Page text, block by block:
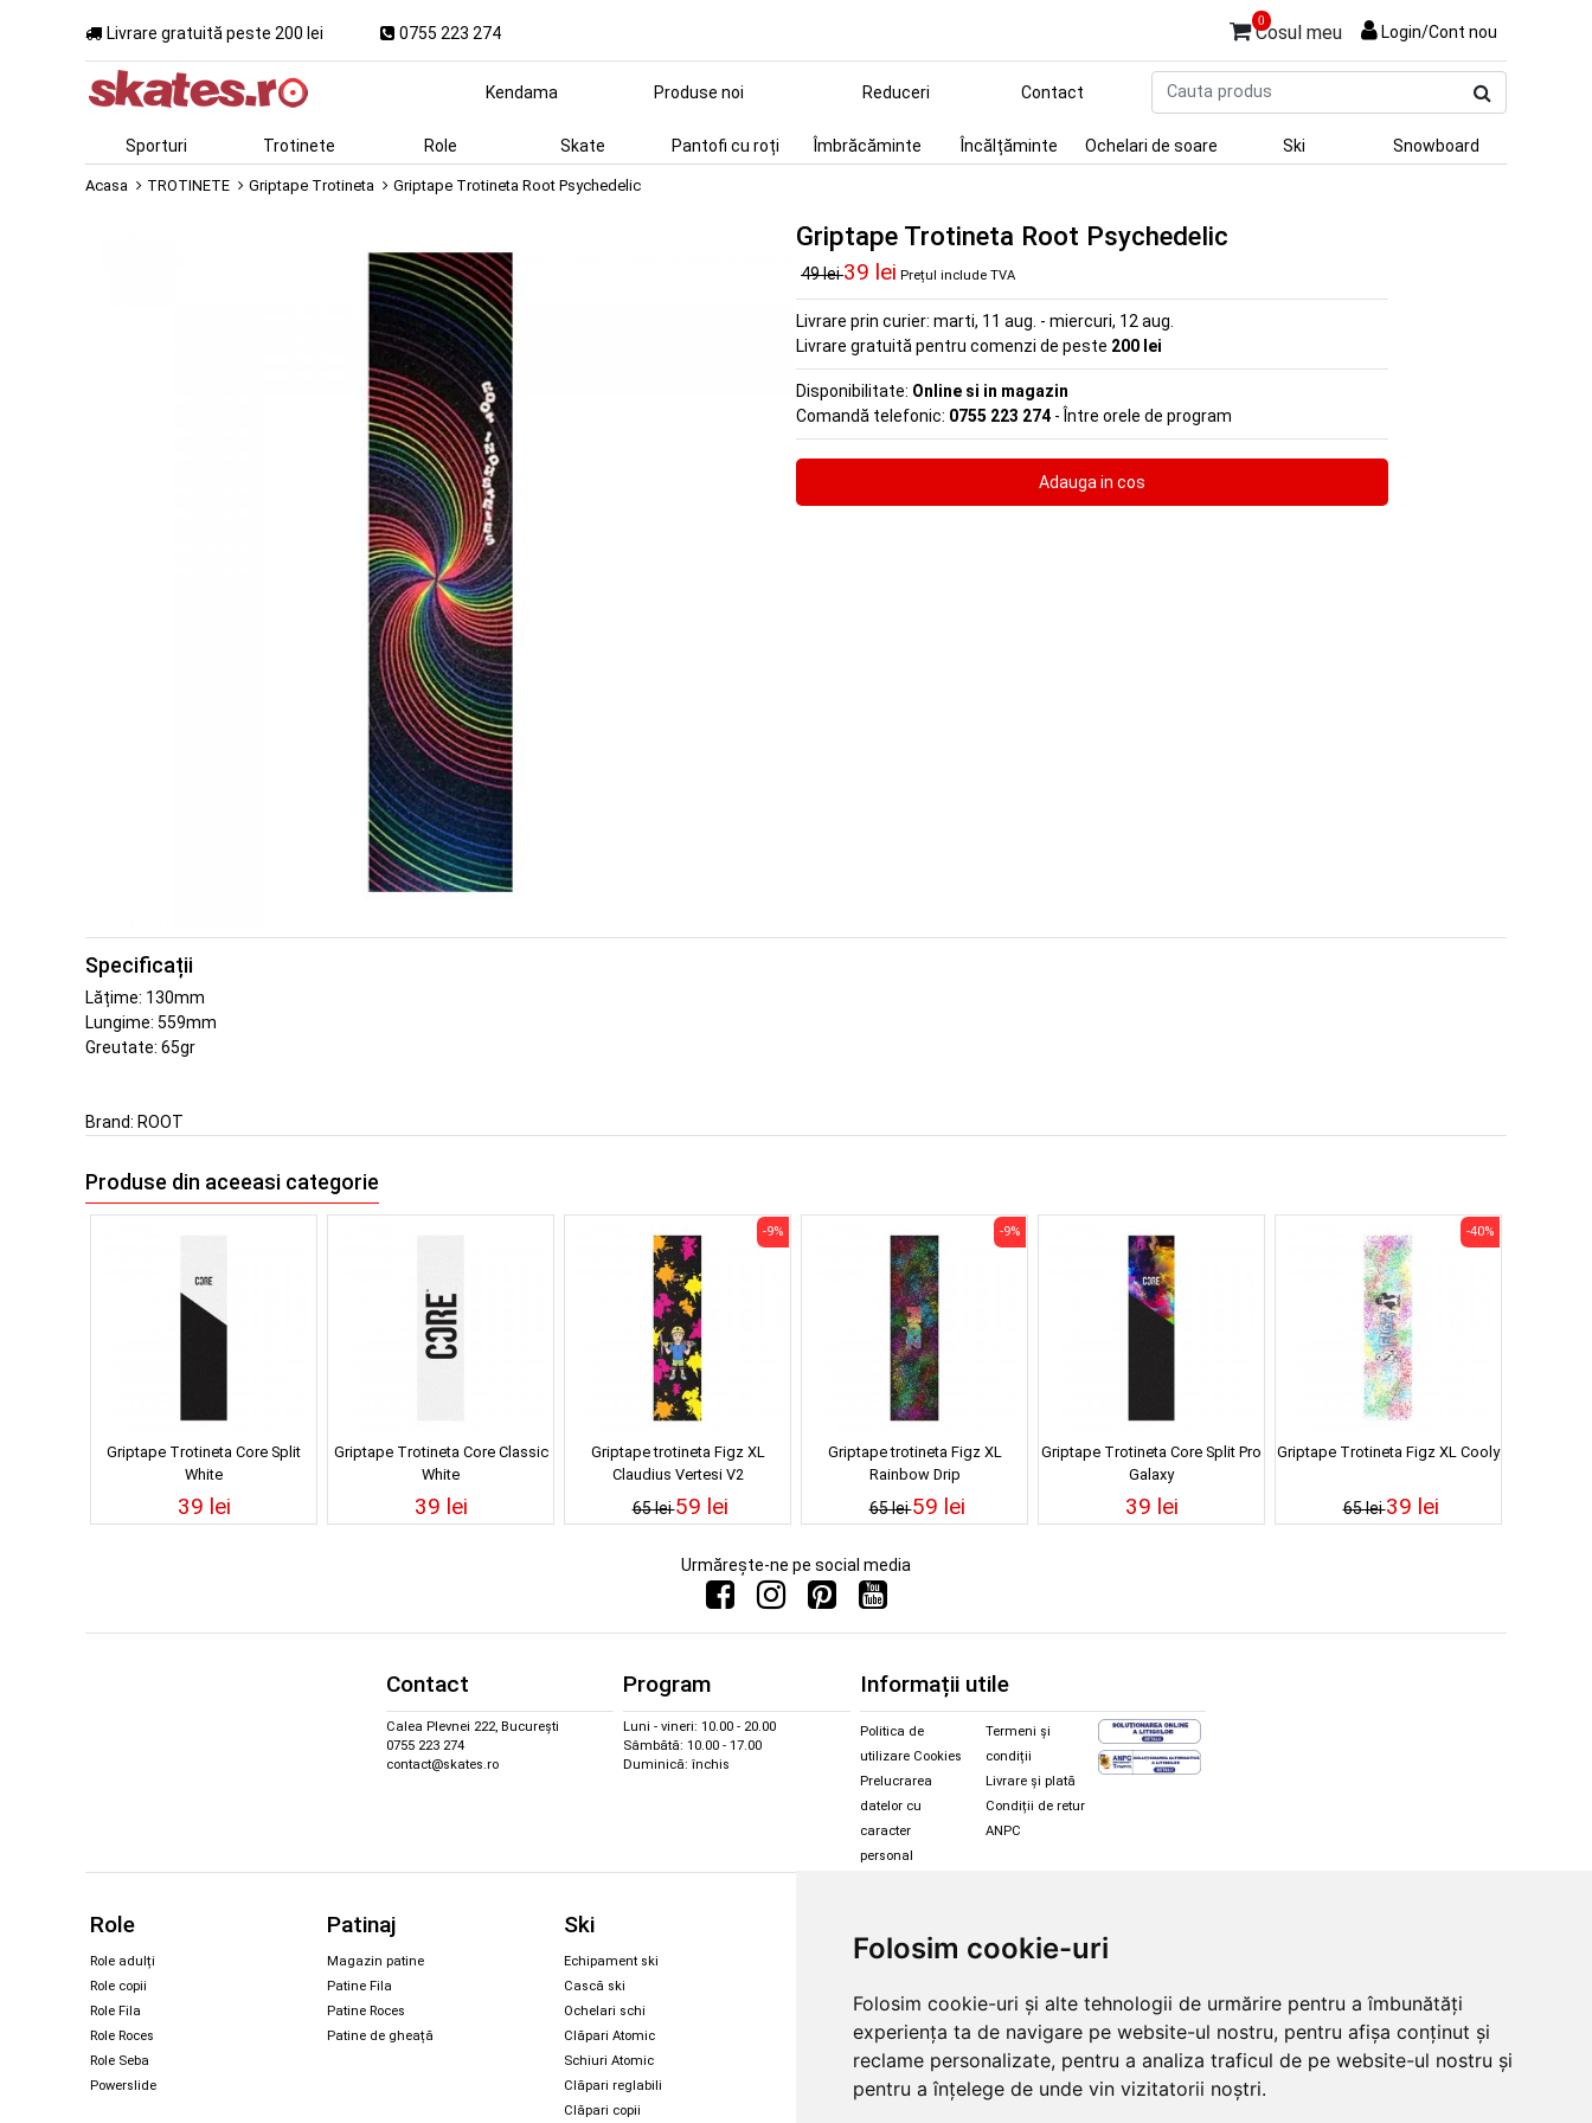
Folosim cookie-uri
Folosim cookie-uri și alte tehnologii de urmărire pentru a îmbunătăți
experiența ta de navigare pe website-ul nostru, pentru afișa conținut și
reclame personalizate, pentru a analiza traficul de pe website-ul nostru și
pentru a înțelege de unde vin vizitatorii noștri.
Livrare gratuită peste 200 lei 0755 223 274
0
Cosul meu Login/Cont nou
produs
Kendama Produse noi Reduceri Contact
Sporturi Trotinete Role Skate Pantofi cu roți Îmbrăcăminte Încălțăminte Ochelari de soare Ski Snowboard
Acasa TROTINETE Griptape Trotineta Griptape Trotineta Root Psychedelic
Griptape Trotineta Root Psychedelic
49 lei39 lei Prețul include TVA
Livrare prin curier: marti, 11 aug. - miercuri, 12 aug.
Livrare gratuită pentru comenzi de peste 200 lei
Disponibilitate: Online si in magazin
Comandă telefonic: 0755 223 274 - Între orele de program
Specificații
Lățime: 130mm
Lungime: 559mm
Greutate: 65gr
Brand: ROOT
Produse din aceeasi categorie
Griptape Trotineta Core Split
White
39 lei
Griptape Trotineta Core Classic
White
39 lei
Griptape trotineta Figz XL
Claudius Vertesi V2
65 lei
-9%
59 lei
Griptape trotineta Figz XL
Rainbow Drip
65 lei
-9%
59 lei
Griptape Trotineta Core Split Pro
Galaxy
39 lei
Griptape Trotineta Figz XL Cooly
65 lei
-40%
39 lei
Urmărește-ne pe social media
Contact
Calea Plevnei 222, București
0755 223 274
contact@skates.ro
Program
Luni - vineri: 10.00 - 20.00
Sâmbătă: 10.00 - 17.00
Duminică: închis
Informații utile
Politica de
utilizare Cookies
Prelucrarea
datelor cu
caracter
personal
Termeni și
condiții
Livrare și plată
Condiții de retur
ANPC
Role
Role adulți
Role copii
Role Fila
Role Roces
Role Seba
Powerslide
Patinaj
Magazin patine
Patine Fila
Patine Roces
Patine de gheață
Ski
Echipament ski
Cască ski
Ochelari schi
Clăpari Atomic
Schiuri Atomic
Clăpari reglabili
Clăpari copii
Magazin snowboard
Legături Rome SDS
Skate & longboard
Santa Cruz
Îmbrăcăminte schi și snowboard
Căști și ochelari Alpina
Ochelari Oakley
Ochelari Alpina
Ochelari de soare Oakley
Ochelari de soare Alpina
Intretinere manusi